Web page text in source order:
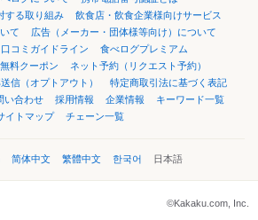
する取り組み
飲食店・飲食企業様向けサービス
て
広告（メーカー・団体様等向け）について
口コミガイドライン
食べログプレミアム
料クーポン
ネット予約（リクエスト予約）
信（オプトアウト）
特定商取引法に基づく表記
い合わせ 採用情報 企業情報
キーワード一覧
イトマップ
チェーン一覧
简体中文 繁體中文 한국어 日本語
©Kakaku.com, Inc.